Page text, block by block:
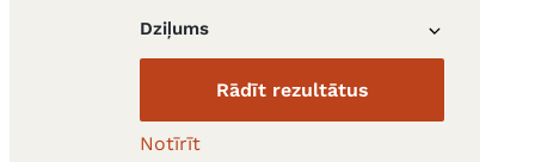
Dziļums
Notīrīt